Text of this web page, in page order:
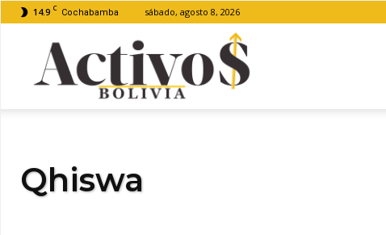
14.9 C Cochabamba sábado, agosto 8, 2026
Qhiswa